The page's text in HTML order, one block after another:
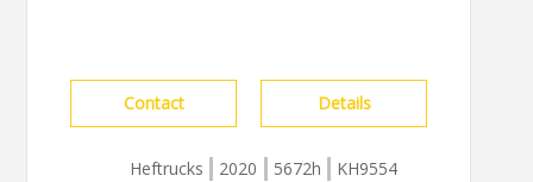
Contact Details
Heftrucks 2020 5672h KH9554